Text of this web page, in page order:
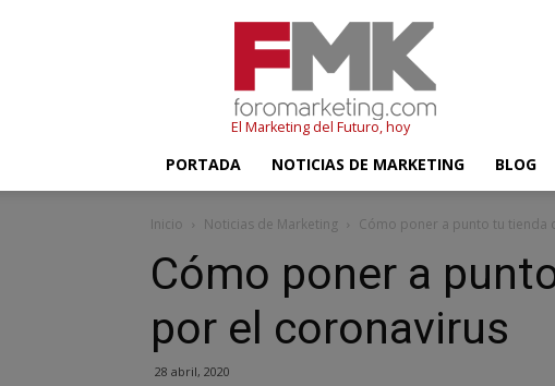
El Marketing del Futuro, hoy
PORTADA NOTICIAS DE MARKETING BLOG
Inicio Noticias de Marketing Cómo poner a punto tu tienda
Cómo poner a
por el coronavirus
28 abril, 2020